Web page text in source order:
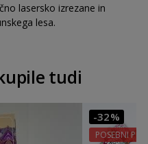
lasersko izrezane in
lesa.
tudi
-32%
POSEBNI